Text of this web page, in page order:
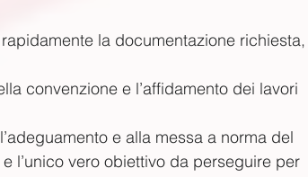
la documentazione richiesta,
convenzione e l’affidamento dei lavori
e alla messa a norma del
l’unico vero obiettivo da perseguire per